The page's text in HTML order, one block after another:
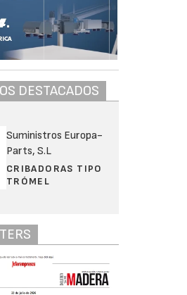
DESTACADOS
Suministros Europa-
Parts, S.L
CRIBADORAS TIPO
TRÓMEL